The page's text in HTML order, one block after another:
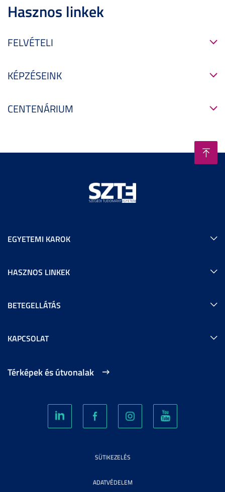
Hasznos linkek
FELVÉTELI
KÉPZÉSEINK
CENTENÁRIUM
EGYETEMI KAROK
HASZNOS LINKEK
BETEGELLÁTÁS
KAPCSOLAT
Térképek és útvonalak
SÜTIKEZELÉS
ADATVÉDELEM